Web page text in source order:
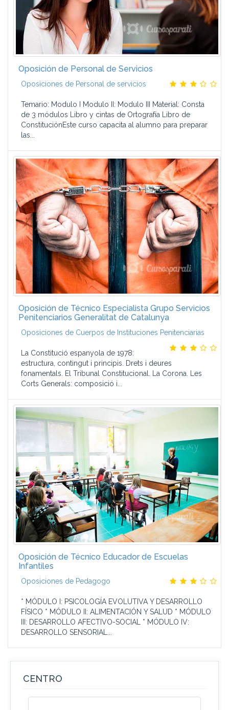
Oposición de Personal de Servicios
Oposiciones de Personal de servicios
Temario: Modulo I Modulo II: Modulo III Material: Consta
de 3 módulos Libro y cintas de Ortografía Libro de
ConstituciónEste curso capacita al alumno para preparar
las...
Oposición de Técnico Especialista Grupo Servicios
Penitenciarios Generalitat de Catalunya
Oposiciones de Cuerpos de Instituciones Penitenciarias
La Constitució espanyola de 1978:
estructura, contingut i principis. Drets i deures
fonamentals. El Tribunal Constitucional. La Corona. Les
Corts Generals: composició i...
Oposición de Técnico Educador de Escuelas
Infantiles
Oposiciones de Pedagogo
* MÓDULO I: PSICOLOGÍA EVOLUTIVA Y DESARROLLO
FÍSICO * MÓDULO II: ALIMENTACIÓN Y SALUD * MÓDULO
III: DESARROLLO AFECTIVO-SOCIAL * MÓDULO IV:
DESARROLLO SENSORIAL...
CENTRO